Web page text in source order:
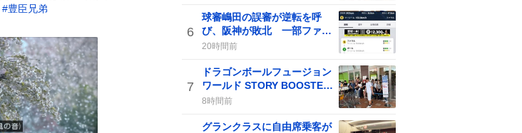
#豊臣兄弟
6
球審嶋田の誤審が逆転を呼
び、阪神が敗北 一部ファン
からは批判の声も
20時間前
7
ドラゴンボールフュージョン
ワールド STORY BOOSTER
01」発売、予約完売で店頭販
8時間前
グランクラスに自由席乗客が